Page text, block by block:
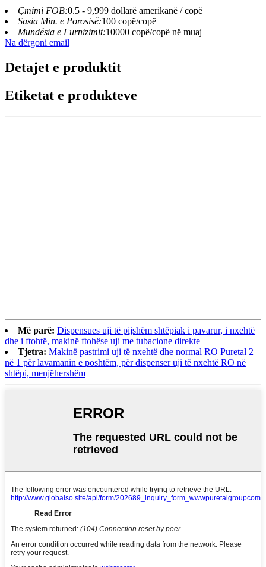
Çmimi FOB:0.5 - 9,999 dollarë amerikanë / copë
Sasia Min. e Porosisë:100 copë/copë
Mundësia e Furnizimit:10000 copë/copë në muaj
Na dërgoni email
Detajet e produktit
Etiketat e produkteve
Më parë: Dispensues uji të pijshëm shtëpiak i pavarur, i nxehtë
dhe i ftohtë, makinë ftohëse uji me tubacione direkte
Tjetra: Makinë pastrimi uji të nxehtë dhe normal RO Puretal 2
në 1 për lavamanin e poshtëm, për dispenser uji të nxehtë RO në
shtëpi, menjëhershëm